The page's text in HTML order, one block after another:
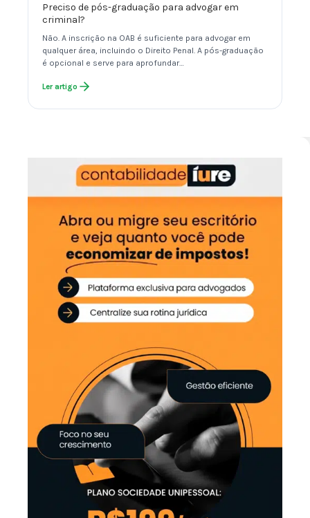
Preciso de pós-graduação para advogar em
criminal?
Não. A inscrição na OAB é suficiente para advogar em
qualquer área, incluindo o Direito Penal. A pós-graduação
é opcional e serve para aprofundar…
Ler artigo